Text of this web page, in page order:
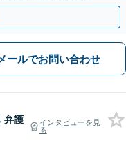
ールでお問い合わせ
弁護
インタビューを見
る